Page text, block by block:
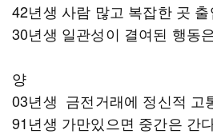
42년생 사람 많고 복잡한 곳
30년생 일관성이 결여된 행동
양
03년생 금전거래에 정신적 고
91년생 가만있으면 중간은 간